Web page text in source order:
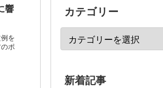
響
を
ポ
カテゴリー
新着記事